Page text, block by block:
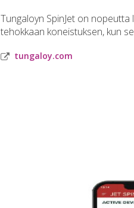
Tungaloyn SpinJet on
tehokkaan koneistuksen, kun
tungaloy.com